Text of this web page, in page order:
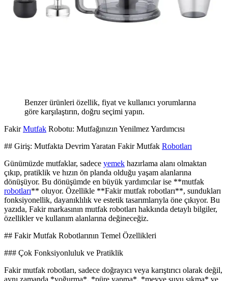
Benzer ürünleri özellik, fiyat ve kullanıcı yorumlarına
göre karşılaştırın, doğru seçimi yapın.
FakirMutfak Robotu: Mutfağınızın Yenilmez Yardımcısı
## Giriş: Mutfakta Devrim Yaratan Fakir Mutfak Robotları
Günümüzde mutfaklar, sadece yemek hazırlama alanı olmaktan
çıkıp, pratiklik ve hızın ön planda olduğu yaşam alanlarına
dönüşüyor. Bu dönüşümde en büyük yardımcılar ise **mutfak
robotları** oluyor. Özellikle **Fakir mutfak robotları**, sundukları
fonksiyonellik, dayanıklılık ve estetik tasarımlarıyla öne çıkıyor. Bu
yazıda, Fakir markasının mutfak robotları hakkında detaylı bilgiler,
özellikler ve kullanım alanlarına değineceğiz.
## Fakir Mutfak Robotlarının Temel Özellikleri
### Çok Fonksiyonluluk ve Pratiklik
Fakir mutfak robotları, sadece doğrayıcı veya karıştırıcı olarak değil,